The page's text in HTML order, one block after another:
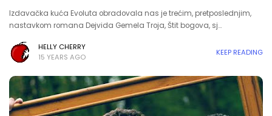
Izdavačka kuća Evoluta obradovala nas je trećim, pretposlednjim,
nastavkom romana Dejvida Gemela Troja, Štit bogova, sj…
HELLY CHERRY
15 YEARS AGO
KEEP READING